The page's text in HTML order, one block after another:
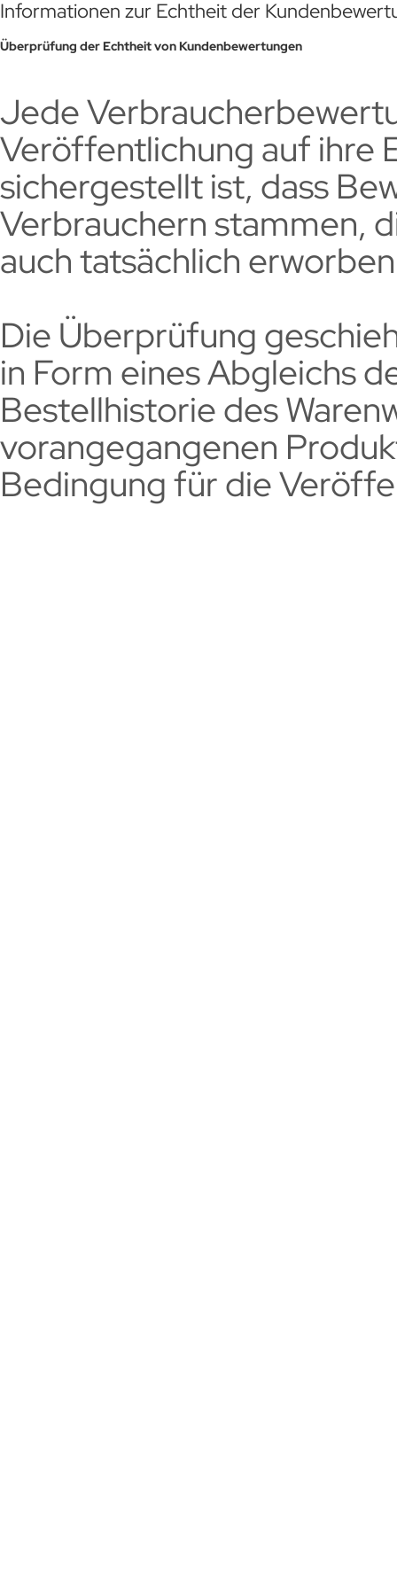
Informationen zur Echtheit der
Überprüfung der Echtheit von Kundenbewertungen
Jede
Veröffentlichung auf ihre
sichergestellt ist, dass
Verbrauchern stammen,
auch tatsächlich
Die Überprüfung
in Form eines Abgleichs
Bestellhistorie des
vorangegangenen
Bedingung für die